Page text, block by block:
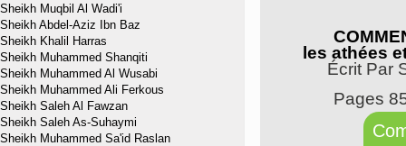
les athées
Écrit Par
Pages
Sheikh Muqbil Al Wadi'i
Sheikh Abdel-Aziz Ibn Baz
Sheikh Khalil Harras
Sheikh Muhammed Shanqiti
Sheikh Muhammed Al Wusabi
Sheikh Muhammed Ali Ferkous
Sheikh Saleh Al Fawzan
Sheikh Saleh As-Suhaymi
Sheikh Muhammed Sa'id Raslan